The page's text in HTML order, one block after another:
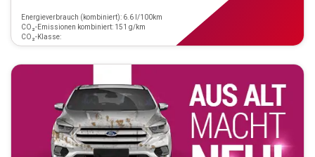
Energieverbrauch (kombiniert): 6.6 l/100km
CO₂-Emissionen kombiniert: 151 g/km
CO₂-Klasse: